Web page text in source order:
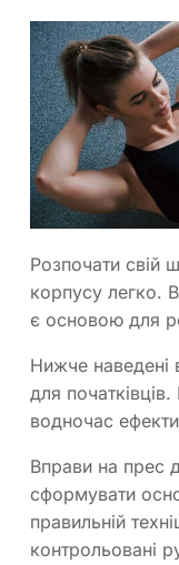
Розпочати свій
корпусу легко.
є основою для
Нижче наведені
для
водночас
Вправи на прес
сформувати
правильній
контрольовані